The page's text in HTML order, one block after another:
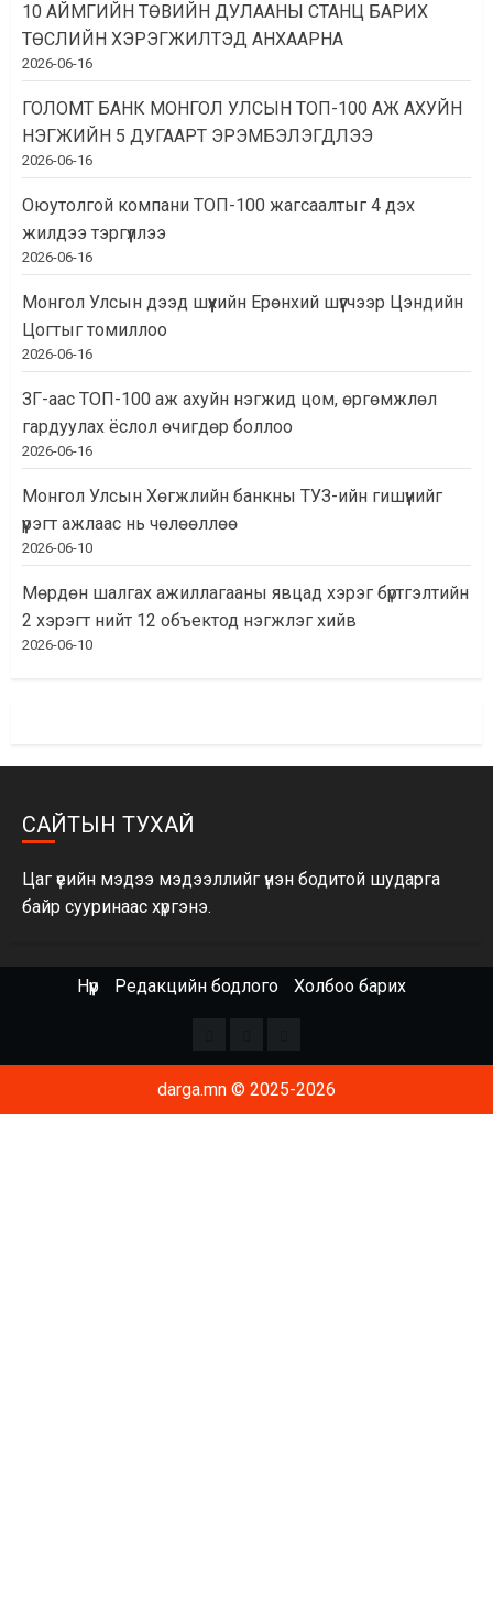
10 АЙМГИЙН ТӨВИЙН ДУЛААНЫ СТАНЦ БАРИХ
ТӨСЛИЙН ХЭРЭГЖИЛТЭД АНХААРНА
2026-06-16
ГОЛОМТ БАНК МОНГОЛ УЛСЫН ТОП-100 АЖ АХУЙН
НЭГЖИЙН 5 ДУГААРТ ЭРЭМБЭЛЭГДЛЭЭ
2026-06-16
Оюутолгой компани ТОП-100 жагсаалтыг 4 дэх
жилдээ тэргүүллээ
2026-06-16
Монгол Улсын дээд шүүхийн Ерөнхий шүүгчээр Цэндийн
Цогтыг томиллоо
2026-06-16
ЗГ-аас ТОП-100 аж ахуйн нэгжид цом, өргөмжлөл
гардуулах ёслол өчигдөр боллоо
2026-06-16
Монгол Улсын Хөгжлийн банкны ТУЗ-ийн гишүүнийг
үүрэгт ажлаас нь чөлөөллөө
2026-06-10
Мөрдөн шалгах ажиллагааны явцад хэрэг бүртгэлтийн
2 хэрэгт нийт 12 объектод нэгжлэг хийв
2026-06-10
САЙТЫН ТУХАЙ
Цаг үеийн мэдээ мэдээллийг үнэн бодитой шударга
байр сууринаас хүргэнэ.
Нүүр Редакцийн бодлого Холбоо барих
darga.mn © 2025-2026